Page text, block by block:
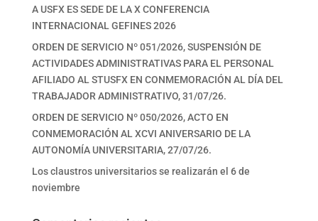
A USFX ES SEDE DE LA X CONFERENCIA
INTERNACIONAL GEFINES 2026
ORDEN DE SERVICIO Nº 051/2026, SUSPENSIÓN DE
ACTIVIDADES ADMINISTRATIVAS PARA EL PERSONAL
AFILIADO AL STUSFX EN CONMEMORACIÓN AL DÍA DEL
TRABAJADOR ADMINISTRATIVO, 31/07/26.
ORDEN DE SERVICIO Nº 050/2026, ACTO EN
CONMEMORACIÓN AL XCVI ANIVERSARIO DE LA
AUTONOMÍA UNIVERSITARIA, 27/07/26.
Los claustros universitarios se realizarán el 6 de
noviembre